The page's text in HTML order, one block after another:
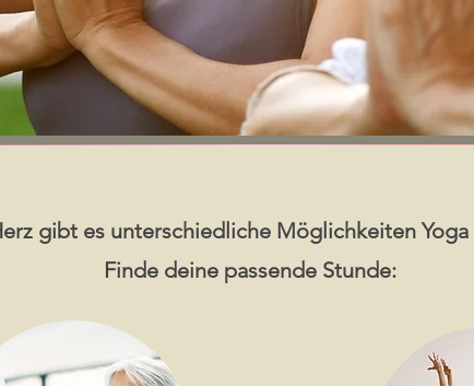
Yoga Klassen
gibt es unterschiedliche Möglichkeiten
Finde deine passende Stunde: